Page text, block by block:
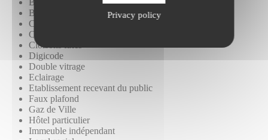
Privacy policy
Banque d'accueil
Bureaux cloisonnés
Câblage RJ45
Climatisation réversible
Cloisons fixes
Digicode
Double vitrage
Eclairage
Etablissement recevant du public
Faux plafond
Gaz de Ville
Hôtel particulier
Immeuble indépendant